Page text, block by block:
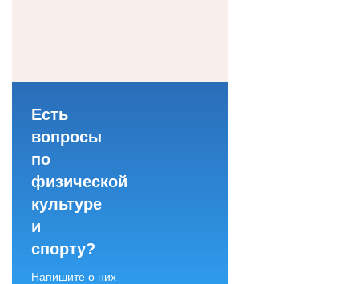
Есть
вопросы
по
физической
культуре
и
спорту?
Напишите о них